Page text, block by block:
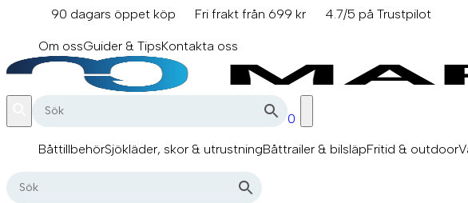
innehåll
90 dagars öppet köp Fri frakt från 699 kr
4.7/5 på Trustpilot
Om ossGuider & TipsKontakta oss
0
BåttillbehörSjökläder, skor & utrustningBåttrailer & bilsläpFritid & outdoor